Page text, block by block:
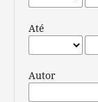
Até
Autor